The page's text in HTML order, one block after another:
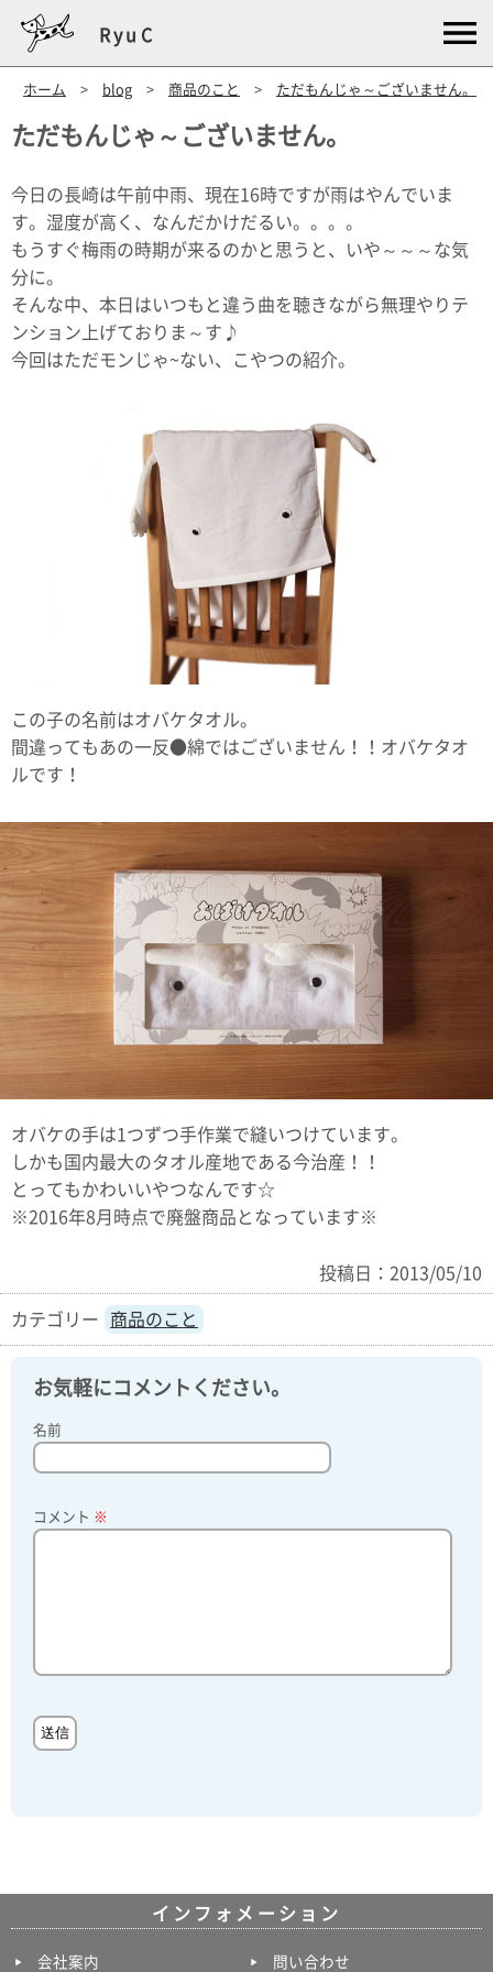
RyuC
ホーム > blog > 商品のこと > ただもんじゃ～ございません。
ただもんじゃ～ございません。
今日の長崎は午前中雨、現在16時ですが雨はやんでいま
す。湿度が高く、なんだかけだるい。。。。
もうすぐ梅雨の時期が来るのかと思うと、いや～～～な気
分に。
そんな中、本日はいつもと違う曲を聴きながら無理やりテ
ンション上げておりま～す♪
今回はただモンじゃ~ない、こやつの紹介。
この子の名前はオバケタオル。
間違ってもあの一反●綿ではございません！！オバケタオ
ルです！
オバケの手は1つずつ手作業で縫いつけています。
しかも国内最大のタオル産地である今治産！！
とってもかわいいやつなんです☆
※2016年8月時点で廃盤商品となっています※
投稿日：2013/05/10
商品のこと
お気軽にコメントください。
名前
コメント ※
インフォメーション
会社案内 問い合わせ